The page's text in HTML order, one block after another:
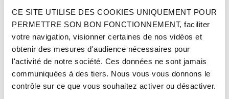
CE SITE UTILISE DES COOKIES UNIQUEMENT POUR
PERMETTRE SON BON FONCTIONNEMENT, faciliter
votre navigation, visionner certaines de nos vidéos et
obtenir des mesures d'audience nécessaires pour
l'activité de notre société. Ces données ne sont jamais
communiquées à des tiers. Nous vous vous donnons le
contrôle sur ce que vous souhaitez activer ou désactiver.